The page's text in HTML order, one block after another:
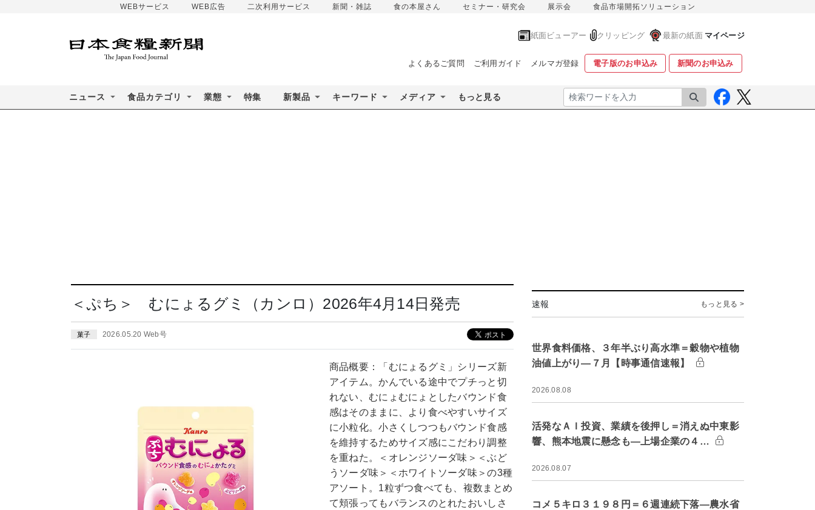
WEBサービス WEB広告 二次利用サービス 新聞・雑誌 食の本屋さん セミナー・研究会 展示会 食品市場開拓ソリューション
紙面ビューアー クリッピング 最新の紙面 マイページ
よくあるご質問 ご利用ガイド メルマガ登録 電子版のお申込み 新聞のお申込み
ニュース 食品カテゴリ 業態 特集 新製品 キーワード メディア もっと見る 検索
＜ぷち＞ むにょるグミ（カンロ）2026年4月14日発売
菓子 2026.05.20 Web号
商品概要：「むにょるグミ」シリーズ新
アイテム。かんでいる途中でプチっと切
れない、むにょむにょとしたバウンド食
感はそのままに、より食べやすいサイズ
に小粒化。小さくしつつもバウンド食感
を維持するためサイズ感にこだわり調整
を重ねた。＜オレンジソーダ味＞＜ぶど
うソーダ味＞＜ホワイトソーダ味＞の3種
アソート。1粒ずつ食べても、複数まとめ
て頬張ってもバランスのとれたおいしさ
速報 もっと見る >
世界食料価格、３年半ぶり高水準＝穀物や植物
油値上がり―７月【時事通信速報】
2026.08.08
活発なＡＩ投資、業績を後押し＝消えぬ中東影
響、熊本地震に懸念も―上場企業の４…
2026.08.07
コメ５キロ３１９８円＝６週連続下落―農水省